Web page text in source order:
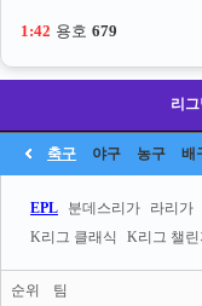
1:42 용호 679
리그
축구 야구 농구 배
EPL 분데스리가 라리가
K리그 클래식
K리그 챌린
순위 팀